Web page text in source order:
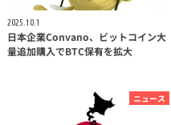
2025.10.1
日本企業Convano、ビットコイン大
量追加購入でBTC保有を拡大
ニュース